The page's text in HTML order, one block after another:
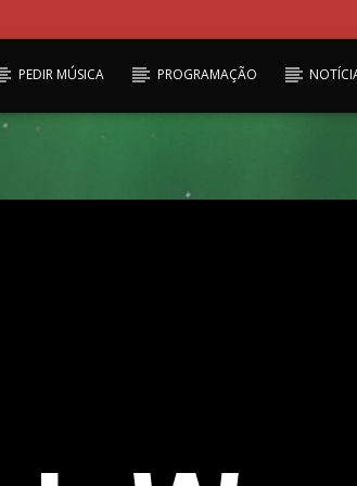
PEDIR MÚSICA PROGRAMAÇÃO